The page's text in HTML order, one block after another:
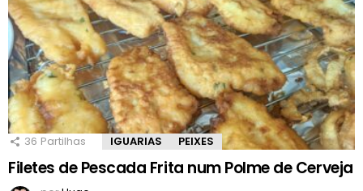
36 Partilhas IGUARIAS PEIXES
Filetes de Pescada Frita num Polme de Cerveja